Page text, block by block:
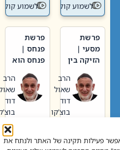
פעילות תקינה של האתר ולנתח את
לשמוע קול תורה – מדרש
לשמוע קול
פרשת
מסעי |
הזיקה בין
הגדול לעם הרב
שאול
דוד
בוצ'קו
לשמוע קול תורה – מדרש
פרשת
פנחס |
פנחס הוא
אליהו: בין
קנאות
הורסת
לקנאות
בונה
הרב
שאול
דוד
בוצ'קו
לשמוע קול